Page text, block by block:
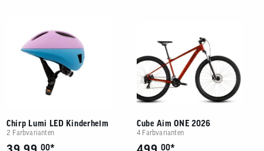
Chirp Lumi LED Kinderhelm
2 Farbvarianten
00
Cube Aim ONE 2026
4 Farbvarianten
00